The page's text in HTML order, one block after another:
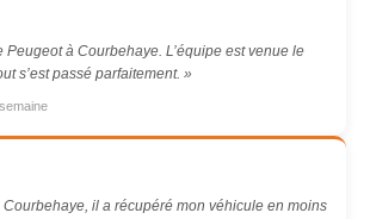
Peugeot à Courbehaye. L’équipe est venue le
s’est passé parfaitement. »
il a récupéré mon véhicule en moins